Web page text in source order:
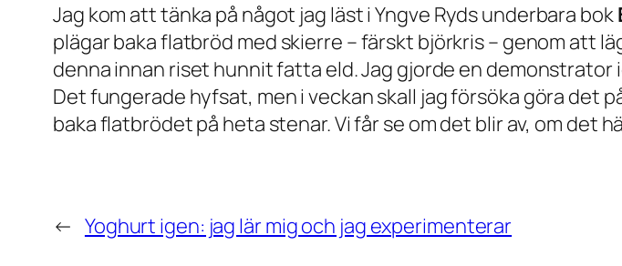
Jag kom att tänka på något jag läst i Yngve Ryds underbara bok
plägar baka flatbröd med skierre – färskt björkris – genom att
denna innan riset hunnit fatta eld. Jag gjorde en
Det fungerade hyfsat, men i veckan skall jag försöka göra det
baka flatbrödet på heta stenar. Vi får se om det blir av, om det
← Yoghurt igen: jag lär mig och jag experimenterar